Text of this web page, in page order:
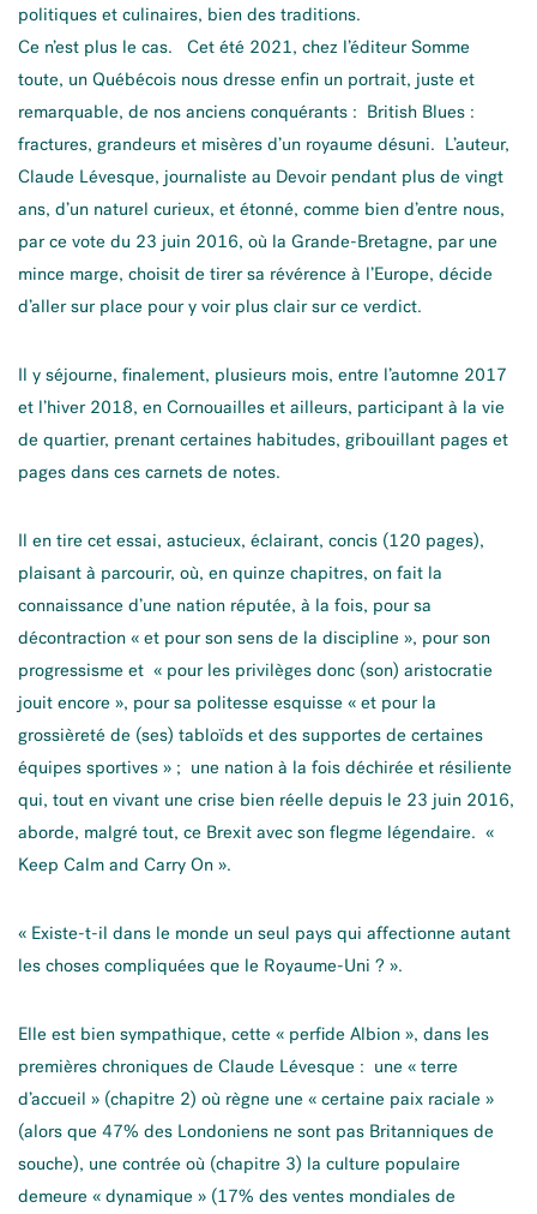
politiques et culinaires, bien des traditions.
Ce n’est plus le cas. Cet été 2021, chez l’éditeur Somme
toute, un Québécois nous dresse enfin un portrait, juste et
remarquable, de nos anciens conquérants : British Blues :
fractures, grandeurs et misères d’un royaume désuni. L’auteur,
Claude Lévesque, journaliste au Devoir pendant plus de vingt
ans, d’un naturel curieux, et étonné, comme bien d’entre nous,
par ce vote du 23 juin 2016, où la Grande-Bretagne, par une
mince marge, choisit de tirer sa révérence à l’Europe, décide
d’aller sur place pour y voir plus clair sur ce verdict.
Il y séjourne, finalement, plusieurs mois, entre l’automne 2017
et l’hiver 2018, en Cornouailles et ailleurs, participant à la vie
de quartier, prenant certaines habitudes, gribouillant pages et
pages dans ces carnets de notes.
Il en tire cet essai, astucieux, éclairant, concis (120 pages),
plaisant à parcourir, où, en quinze chapitres, on fait la
connaissance d’une nation réputée, à la fois, pour sa
décontraction « et pour son sens de la discipline », pour son
progressisme et « pour les privilèges donc (son) aristocratie
jouit encore », pour sa politesse esquisse « et pour la
grossièreté de (ses) tabloïds et des supportes de certaines
équipes sportives » ; une nation à la fois déchirée et résiliente
qui, tout en vivant une crise bien réelle depuis le 23 juin 2016,
aborde, malgré tout, ce Brexit avec son flegme légendaire. «
Keep Calm and Carry On ».
« Existe-t-il dans le monde un seul pays qui affectionne autant
les choses compliquées que le Royaume-Uni ? ».
Elle est bien sympathique, cette « perfide Albion », dans les
premières chroniques de Claude Lévesque : une « terre
d’accueil » (chapitre 2) où règne une « certaine paix raciale »
(alors que 47% des Londoniens ne sont pas Britanniques de
souche), une contrée où (chapitre 3) la culture populaire
demeure « dynamique » (17% des ventes mondiales de